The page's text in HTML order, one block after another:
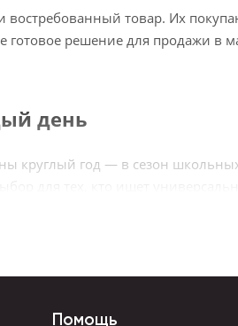
востребованный товар. Их
решение для продажи в
день
круглый год — в сезон
гелевые модели, карандаши с
Помощь